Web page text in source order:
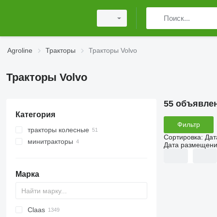
Agroline Тракторы Тракторы Volvo
Тракторы Volvo
Категория
тракторы колесные
минитракторы
Марка
Challenger
TTR
584
2505
CK
310
775
CH
CFG
Claas
55
Фильтр
Сортировка:
Дата